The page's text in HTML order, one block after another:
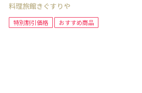
料理旅館きぐすりや
特別割引価格 おすすめ商品